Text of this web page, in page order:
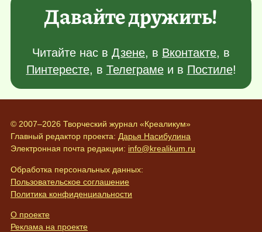
Давайте дружить!
Читайте нас в Дзене, в Вконтакте, в
Пинтересте, в Телеграмеи в Постиле!
© 2007–2026 Творческий журнал «Креаликум»
Главный редактор проекта: Дарья Насибулина
Электронная почта редакции: info@krealikum.ru
Обработка персональных данных:
Пользовательское соглашение
Политика конфиденциальности
О проекте
Реклама на проекте